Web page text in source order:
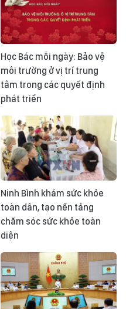
Học Bác mỗi ngày: Bảo vệ
môi trường ở vị trí trung
tâm trong các quyết định
phát triển
Ninh Bình khám sức khỏe
toàn dân, tạo nền tảng
chăm sóc sức khỏe toàn
diện